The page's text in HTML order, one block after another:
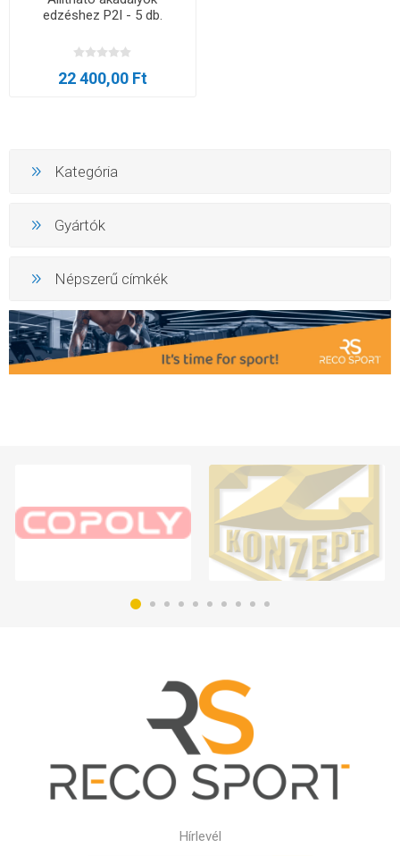
edzéshez P2I - 5 db.
22 400,00 Ft
Kategória
Gyártók
Népszerű címkék
Hírlevél